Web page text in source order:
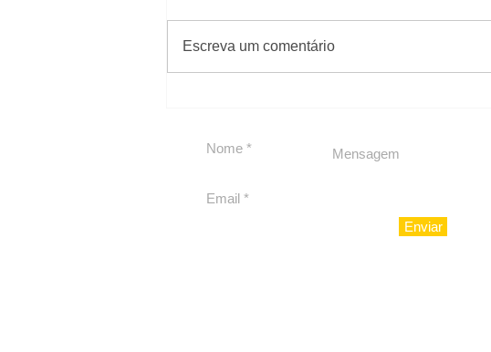
para São Paulo
Escreva um comentário
#Sugestões
Enviar